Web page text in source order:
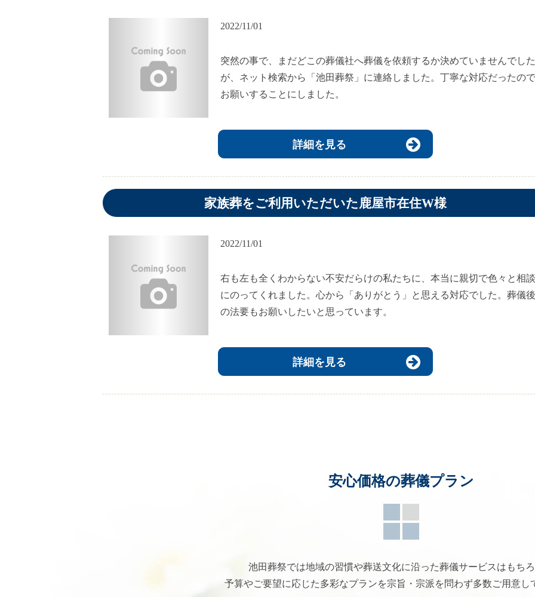
2022/11/01
突然の事で、まだどこの葬儀社へ葬儀を依頼するか決めていませんでした
が、ネット検索から「池田葬祭」に連絡しました。丁寧な対応だったので
お願いすることにしました。
詳細を見る
家族葬をご利用いただいた鹿屋市在住W様
2022/11/01
右も左も全くわからない不安だらけの私たちに、本当に親切で色々と相談
にのってくれました。心から「ありがとう」と思える対応でした。葬儀後
の法要もお願いしたいと思っています。
詳細を見る
安心価格の葬儀プラン
池田葬祭では地域の習慣や葬送文化に沿った葬儀サービスはもち
予算やご要望に応じた多彩なプランを宗旨・宗派を問わず多数ご用意し